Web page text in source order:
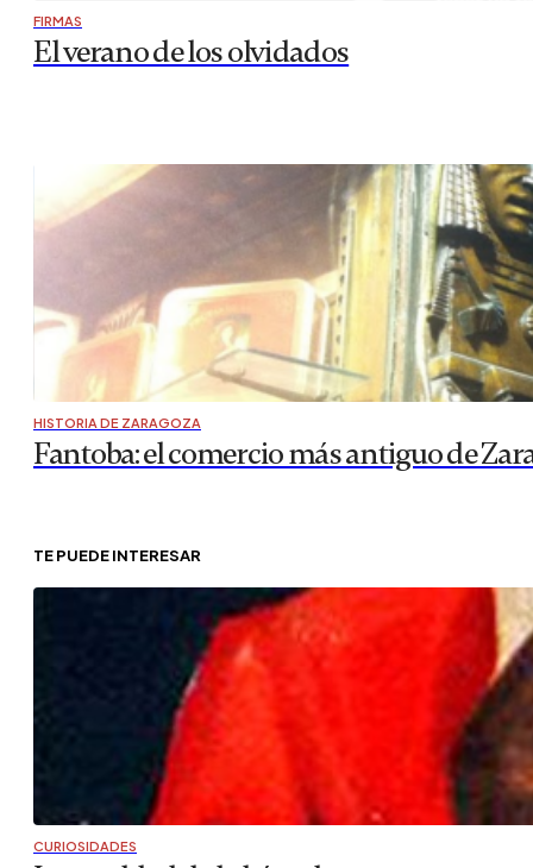
FIRMAS
El verano de los olvidados
HISTORIA DE ZARAGOZA
Fantoba: el comercio más antiguo de
TE PUEDE INTERESAR
CURIOSIDADES